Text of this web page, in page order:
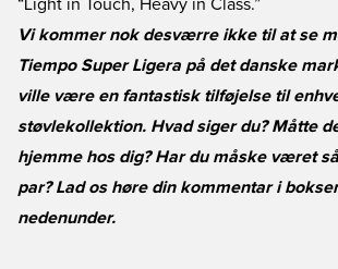
“Light in Touch, Heavy in Class.”
Vi kommer nok desværre ikke til at se
Tiempo Super Ligera på det danske
ville være en fantastisk tilføjelse til
støvlekollektion. Hvad siger du? Måtte
hjemme hos dig? Har du måske været
par? Lad os høre din kommentar i
nedenunder.